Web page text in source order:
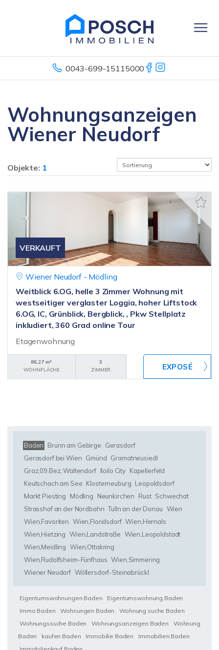
0043-699-15115000
Wohnungsanzeigen
Wiener Neudorf
Objekte: 1
VERKAUFT
Wiener Neudorf - Mödling
Weitblick 6.OG, helle 3 Zimmer Wohnung mit
westseitiger verglaster Loggia, hoher Liftstock
6.OG, IC, Grünblick, Bergblick, , Pkw Stellplatz
inkludiert, 360 Grad online Tour
Etagenwohnung
86,27 m²
WOHNFLÄCHE
3
ZIMMER
Baden Brunn am Gebirge
Gerasdorf
Gerasdorf bei Wien Gmünd Gramatneusiedl
Graz,09.Bez.:Waltendorf Iloilo City Kapellerfeld
Keutschach am See Klosterneuburg Leopoldsdorf
Markt Piesting
Mödling Neunkirchen Rust Schwechat
Strasshof an der Nordbahn Tulln an der Donau Wien
Wien,Favoriten Wien,Floridsdorf Wien,Hernals
Wien,Hietzing Wien,Landstraße Wien,Leopoldstadt
Wien,Meidling Wien,Ottakring
Wien,Rudolfsheim-Fünfhaus Wien,Simmering
Wiener Neudorf Wöllersdorf-Steinabrückl
Eigentumswohnungen Baden
Eigentumswohnung Baden
Immo Baden
Wohnungen Baden
Wohnung suche Baden
Wohnungssuche Baden
Wohnungsanzeigen Baden
Wohnung
Baden
kaufen Baden Immobilie Baden
Immobilien Baden